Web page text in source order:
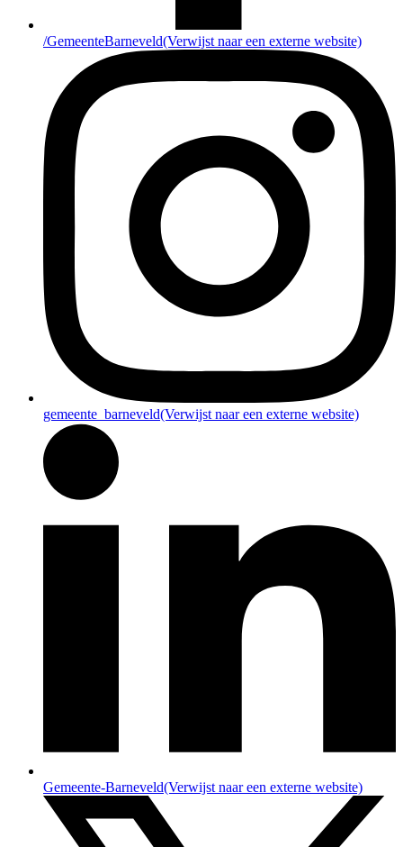
/GemeenteBarneveld(Verwijst naar een externe website)
gemeente_barneveld(Verwijst naar een externe website)
Gemeente-Barneveld(Verwijst naar een externe website)